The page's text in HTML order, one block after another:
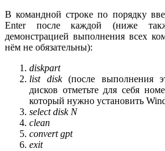
В командной строке по порядку
Enter после каждой (ниже
демонстрацией выполнения всех
нём не обязательны):
diskpart
list disk(после выполнения
дисков отметьте для себя
который нужно установить
select disk N
clean
convert gpt
exit